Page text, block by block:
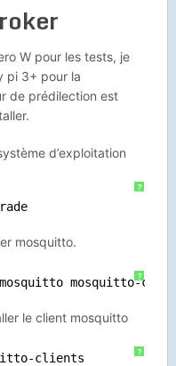
W pour les tests, je
pi 3+ pour la
de prédilection est
d’exploitation
?
mosquitto.
?
mosquitto mosquitto-
le client mosquitto
?
clients